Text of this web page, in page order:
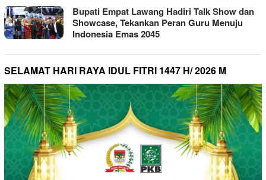
Bupati Empat Lawang Hadiri Talk Show dan
Showcase, Tekankan Peran Guru Menuju
Indonesia Emas 2045
SELAMAT HARI RAYA IDUL FITRI 1447 H/ 2026 M